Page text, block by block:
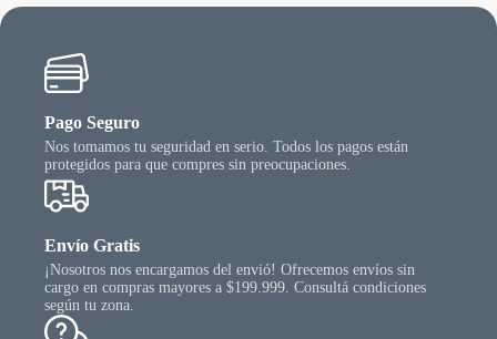
opciones
pueden
elegir
en
página
del
producto
Pago Seguro
Nos tomamos tu seguridad en serio. Todos los pagos están
protegidos para que compres sin preocupaciones.
Envío Gratis
¡Nosotros nos encargamos del envió! Ofrecemos envíos sin
cargo en compras mayores a $199.999. Consultá condiciones
según tu zona.